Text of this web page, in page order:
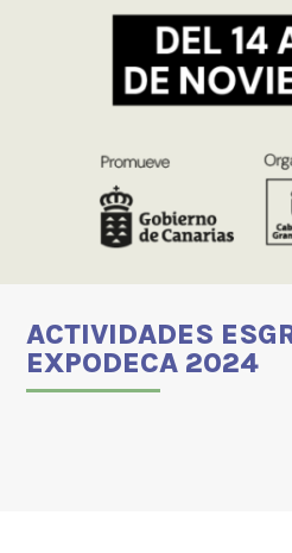
ACTIVIDADES
EXPODECA 2024